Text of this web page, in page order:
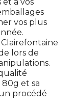
vos plus
Clairefontaine
lors de
et sa
procédé